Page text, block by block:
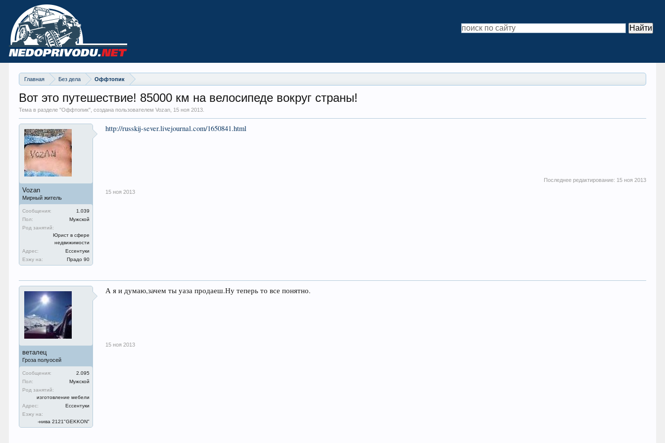
Главная Без дела Оффтопик
Вот это путешествие! 85000 км на велосипеде вокруг страны!
Тема в разделе "Оффтопик", создана пользователем Vozan, 15 ноя 2013
Vozan
Мирный житель
Сообщения:
1.039
Пол:
Мужской
Род занятий:
Юрист в сфере
недвижимости
Адрес:
Ессентуки
Езжу на:
Прадо 90
http://russkij-sever.livejournal.com/1650841.html
Последнее редактирование: 15 ноя 2013
15 ноя 2013
веталец
Гроза полуосей
Сообщения:
2.095
Пол:
Мужской
Род занятий:
изготовление мебели
Адрес:
Ессентуки
Езжу на:
-нива 2121"GEKKON"
А я и думаю,зачем ты уаза продаеш.Ну теперь то все понятно.
15 ноя 2013